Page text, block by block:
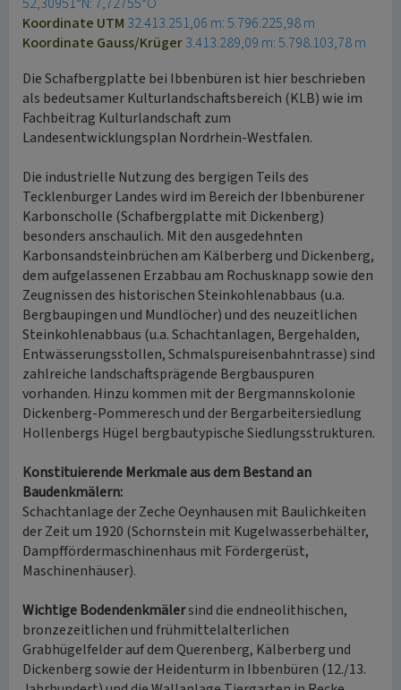
Koordinate UTM 32.413.251,06 m: 5.796.225,98 m
Koordinate Gauss/Krüger3.413.289,09 m: 5.798.103,78 m
Die Schafbergplatte bei Ibbenbüren ist hier beschrieben
als bedeutsamer Kulturlandschaftsbereich (KLB) wie im
Fachbeitrag Kulturlandschaft zum
Landesentwicklungsplan Nordrhein-Westfalen.
Die industrielle Nutzung des bergigen Teils des
Tecklenburger Landes wird im Bereich der Ibbenbürener
Karbonscholle (Schafbergplatte mit Dickenberg)
besonders anschaulich. Mit den ausgedehnten
Karbonsandsteinbrüchen am Kälberberg und Dickenberg,
dem aufgelassenen Erzabbau am Rochusknapp sowie den
Zeugnissen des historischen Steinkohlenabbaus (u.a.
Bergbaupingen und Mundlöcher) und des neuzeitlichen
Steinkohlenabbaus (u.a. Schachtanlagen, Bergehalden,
Entwässerungsstollen, Schmalspureisenbahntrasse) sind
zahlreiche landschaftsprägende Bergbauspuren
vorhanden. Hinzu kommen mit der Bergmannskolonie
Dickenberg-Pommeresch und der Bergarbeitersiedlung
Hollenbergs Hügel bergbautypische Siedlungsstrukturen.
Konstituierende Merkmale aus dem Bestand an
Baudenkmälern:
Schachtanlage der Zeche Oeynhausen mit Baulichkeiten
der Zeit um 1920 (Schornstein mit Kugelwasserbehälter,
Dampffördermaschinenhaus mit Fördergerüst,
Maschinenhäuser).
Wichtige Bodendenkmälersind die endneolithischen,
bronzezeitlichen und frühmittelalterlichen
Grabhügelfelder auf dem Querenberg, Kälberberg und
Dickenberg sowie der Heidenturm in Ibbenbüren (12./13.